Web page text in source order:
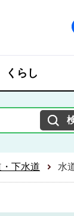
くらし
・下水道 水